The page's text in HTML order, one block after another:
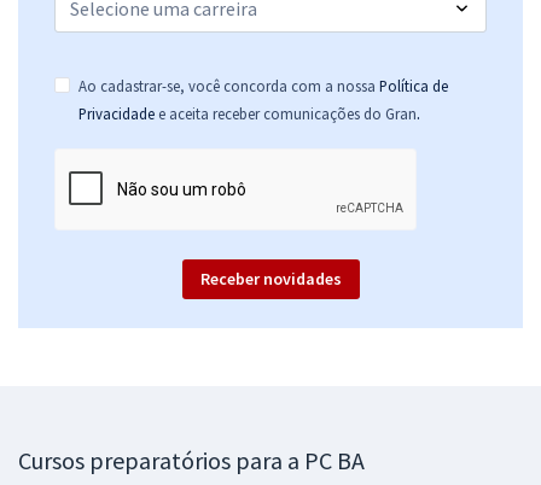
Mentoria PCBA: Escrivão e Investigador - Ana Karolina
Comprar
Treinamento Intensivo para PC BA - Investigador de Polícia Civil (Pós-
R$ 239,92à vista
Ao cadastrar-se, você concorda com a nossa Política de
Privacidade e aceita receber comunicações do Gran.
Receber novidades
Cursos preparatórios para a PC BA